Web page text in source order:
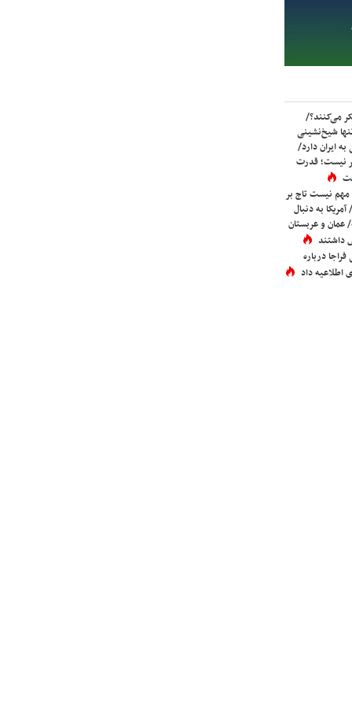
می‌کنند؟/
شیخ‌نشینی
ایران دارد/
نیست؛ قدرت
مهم نیست تاج بر
به دنبال
و عربستان
داشتند
درباره
اطلاعیه داد